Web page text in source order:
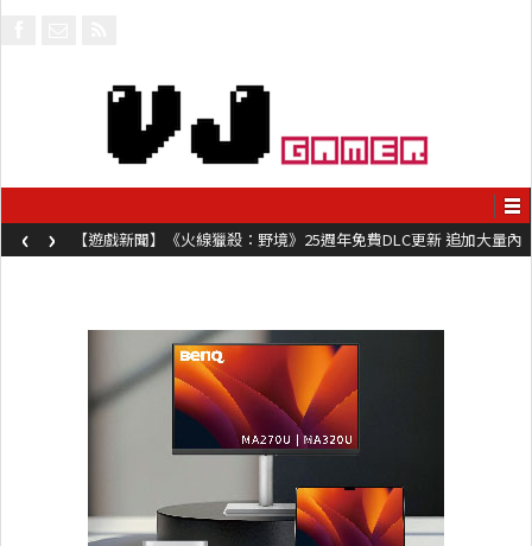
【遊戲新聞】《火線獵殺：野境》25週年免費DLC更新 追加大量內
容同時系舊作限時超平價折扣
‹ ›